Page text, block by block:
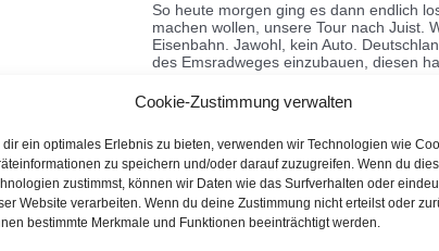
Cookie-Zustimmung verwalten
dir ein optimales Erlebnis zu bieten, verwenden wir Technologien wie
zu speichern und/oder darauf zuzugreifen. Wenn du
zustimmst, können wir Daten wie das Surfverhalten oder
Website verarbeiten. Wenn du deine Zustimmung nicht erteilst oder
bestimmte Merkmale und Funktionen beeinträchtigt werden.
So heute morgen ging es dann endlich
machen wollen, unsere Tour nach Juist.
Eisenbahn. Jawohl, kein Auto.
des Emsradweges einzubauen, diesen
Tagestrip Hengelo | Enschede